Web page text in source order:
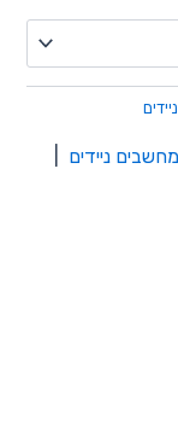
מחשבים ניידים